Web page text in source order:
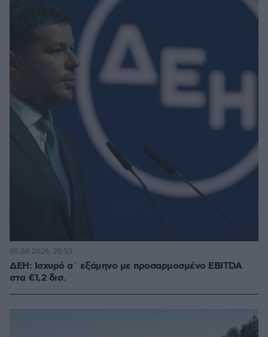
ΔΕΗ: Ισχυρό α΄ εξάμηνο με προσαρμοσμένο EBITDA
στα €1,2 δισ.
05.08.2026, 20:53